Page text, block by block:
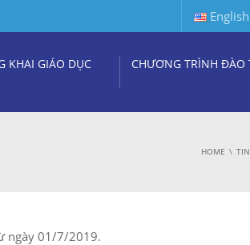
English
KHAI GIÁO DỤC CHƯƠNG TRÌNH ĐÀO
HOME
ngày 01/7/2019.